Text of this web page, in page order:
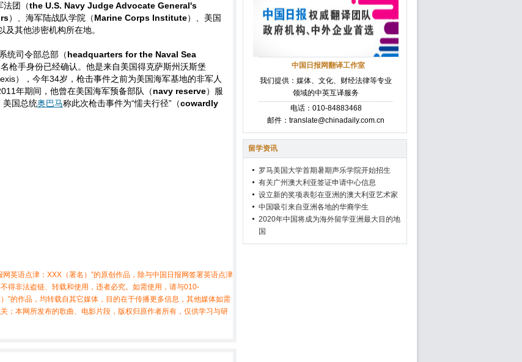
法团（the U.S. Navy Judge Advocate General's
）、海军陆战队学院（Marine Corps Institute）、美国
及其他涉密机构所在地。
统司令部总部（headquarters for the Naval Sea
枪手身份已经确认。他是来自美国得克萨斯州沃斯堡
），今年34岁，枪击事件之前为美国海军基地的非军人
年期间，他曾在美国海军预备部队（navy reserve）服
美国总统奥巴马称此次枪击事件为“懦夫行径”（cowardly
英语点津：XXX（署名）”的原创作品，除与中国日报网签署英语点津
得非法盗链、转载和使用，违者必究。如需使用，请与010-
”的作品，均转载自其它媒体，目的在于传播更多信息，其他媒体如需
；本网所发布的歌曲、电影片段，版权归原作者所有，仅供学习与研
中国日报网翻译工作室
我们提供：媒体、文化、财经法律等专业
领域的中英互译服务
电话：010-84883468
邮件：translate@chinadaily.com.cn
留学资讯
罗马美国大学首期暑期声乐学院开始招生
有关广州澳大利亚签证申请中心信息
设立新的奖项表彰在亚洲的澳大利亚艺术家
中国吸引来自亚洲各地的华裔学生
2020年中国将成为海外留学亚洲最大目的地
国